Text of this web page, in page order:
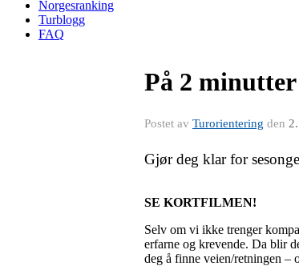
Norgesranking
Turblogg
FAQ
På 2
Postet av Turorientering den
Gjør deg klar for
SE KORTFILMEN!
Selv om vi ikke trenger
erfarne og krevende. Da blir
deg å finne veien/retningen –